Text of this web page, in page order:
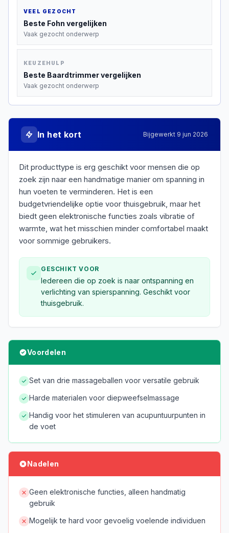
VEEL GEZOCHT
Beste Fohn vergelijken
Vaak gezocht onderwerp
KEUZEHULP
Beste Baardtrimmervergelijken
Vaak gezocht onderwerp
In het kort Bijgewerkt 9 jun 2026
Dit producttype is erg geschikt voor mensen die op
zoek zijn naar een handmatige manier om spanning in
hun voeten te verminderen. Het is een
budgetvriendelijke optie voor thuisgebruik, maar het
biedt geen elektronische functies zoals vibratie of
warmte, wat het misschien minder comfortabel maakt
voor sommige gebruikers.
GESCHIKT VOOR
Iedereen die op zoek is naar ontspanning en
verlichting van spierspanning. Geschikt voor
thuisgebruik.
Voordelen
Set van drie massageballen voor versatile gebruik
Harde materialen voor diepweefselmassage
Handig voor het stimuleren van acupuntuurpunten in
de voet
Nadelen
Geen elektronische functies, alleen handmatig
gebruik
Mogelijk te hard voor gevoelig voelende individuen